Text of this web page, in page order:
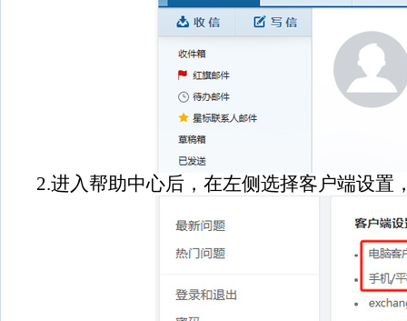
2.进入帮助中心后，在左侧选择客户端设置